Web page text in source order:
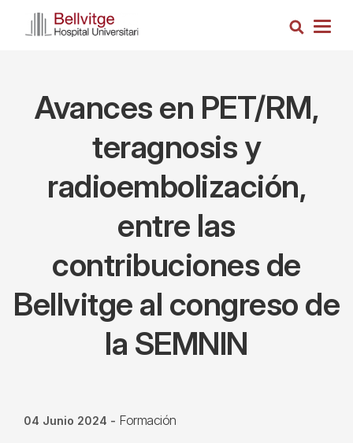
Busca
Avances en PET/RM,
teragnosis y
radioembolización,
entre las
contribuciones de
Bellvitge al congreso de
la SEMNIN
04 Junio 2024 - Formación